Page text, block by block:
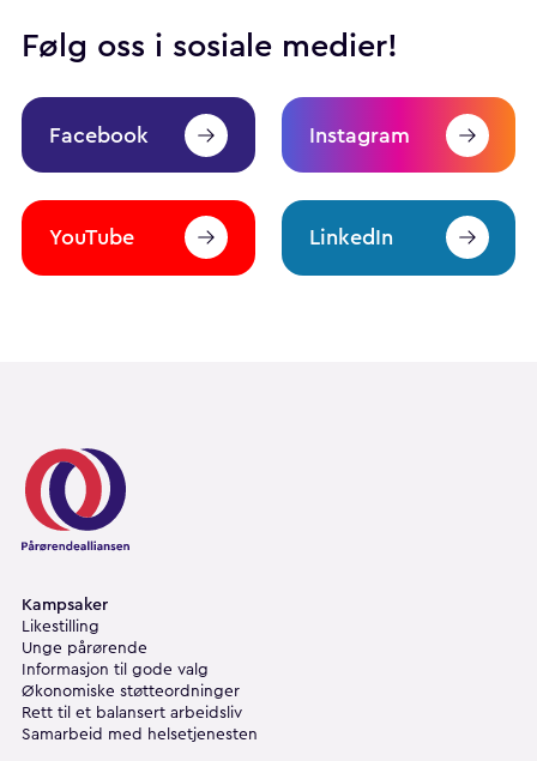
Følg oss i sosiale medier!
Facebook Instagram
YouTube LinkedIn
Pårørendealliansen
Kampsaker
Likestilling
Unge pårørende
Informasjon til gode valg
Økonomiske støtteordninger
Rett til et balansert arbeidsliv
Samarbeid med helsetjenesten